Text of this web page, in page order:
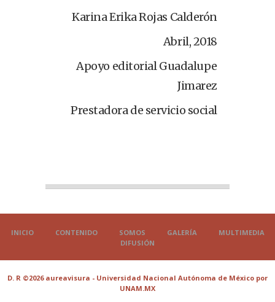
Karina Erika Rojas Calderón
Abril, 2018
Apoyo editorial Guadalupe
Jimarez
Prestadora de servicio social
INICIO CONTENIDO SOMOS GALERÍA
MULTIMEDIA
DIFUSIÓN
D. R ©2026 aureavisura - Universidad Nacional Autónoma de México por
UNAM.MX